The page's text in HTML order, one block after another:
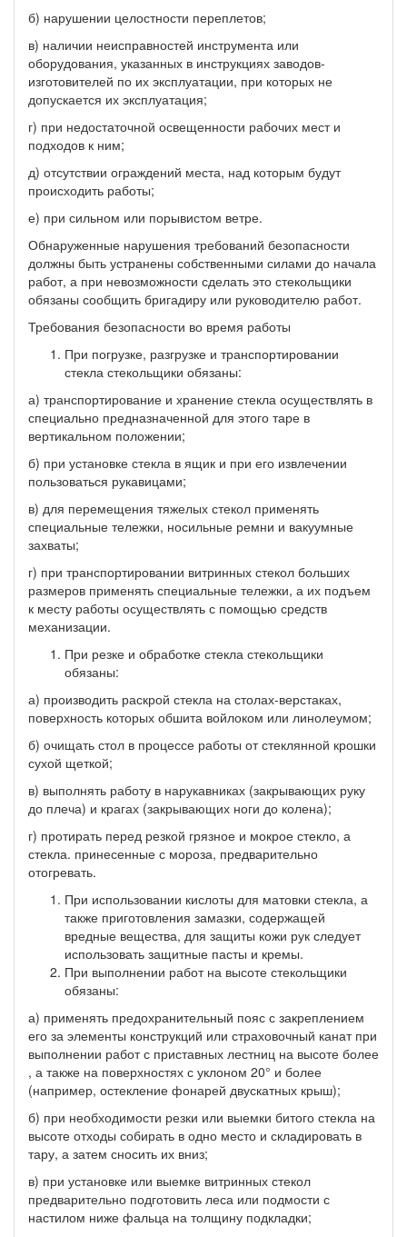
б) нарушении целостности переплетов;
в) наличии неисправностей инструмента или
оборудования, указанных в инструкциях заводов-
изготовителей по их эксплуатации, при которых не
допускается их эксплуатация;
г) при недостаточной освещенности рабочих мест и
подходов к ним;
д) отсутствии ограждений места, над которым будут
происходить работы;
е) при сильном или порывистом ветре.
Обнаруженные нарушения требований безопасности
должны быть устранены собственными силами до начала
работ, а при невозможности сделать это стекольщики
обязаны сообщить бригадиру или руководителю работ.
Требования безопасности во время работы
При погрузке, разгрузке и транспортировании
стекла стекольщики обязаны:
а) транспортирование и хранение стекла осуществлять в
специально предназначенной для этого таре в
вертикальном положении;
б) при установке стекла в ящик и при его извлечении
пользоваться рукавицами;
в) для перемещения тяжелых стекол применять
специальные тележки, носильные ремни и вакуумные
захваты;
г) при транспортировании витринных стекол больших
размеров применять специальные тележки, а их подъем
к месту работы осуществлять с помощью средств
механизации.
При резке и обработке стекла стекольщики
обязаны:
а) производить раскрой стекла на столах-верстаках,
поверхность которых обшита войлоком или линолеумом;
б) очищать стол в процессе работы от стеклянной крошки
сухой щеткой;
в) выполнять работу в нарукавниках (закрывающих руку
до плеча) и крагах (закрывающих ноги до колена);
г) протирать перед резкой грязное и мокрое стекло, а
стекла. принесенные с мороза, предварительно
отогревать.
При использовании кислоты для матовки стекла, а
также приготовления замазки, содержащей
вредные вещества, для защиты кожи рук следует
использовать защитные пасты и кремы.
При выполнении работ на высоте стекольщики
обязаны:
а) применять предохранительный пояс с закреплением
его за элементы конструкций или страховочный канат при
выполнении работ с приставных лестниц на высоте более
, а также на поверхностях с уклоном 20° и более
(например, остекление фонарей двускатных крыш);
б) при необходимости резки или выемки битого стекла на
высоте отходы собирать в одно место и складировать в
тару, а затем сносить их вниз;
в) при установке или выемке витринных стекол
предварительно подготовить леса или подмости с
настилом ниже фальца на толщину подкладки;